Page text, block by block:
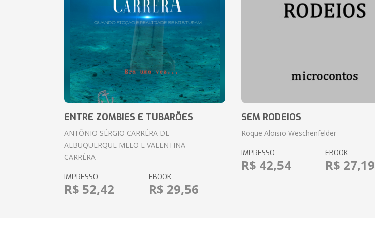
ENTRE ZOMBIES E TUBARÕES
ANTÔNIO SÉRGIO CARRÉRA DE
ALBUQUERQUE MELO E VALENTINA
CARRÉRA
IMPRESSO
R$ 52,42
EBOOK
R$ 29,56
SEM RODEIOS
Roque Aloisio Weschenfelder
IMPRESSO
R$ 42,54
EBOOK
R$ 27,19